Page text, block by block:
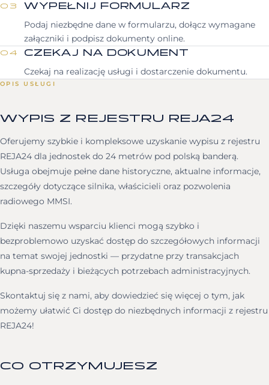
03
WYPEŁNIJ FORMULARZ
Podaj niezbędne dane w formularzu, dołącz wymagane
załączniki i podpisz dokumenty online.
04
CZEKAJ NA DOKUMENT
Czekaj na realizację usługi i dostarczenie dokumentu.
OPIS USŁUGI
WYPIS Z REJESTRU REJA24
Oferujemy szybkie i kompleksowe uzyskanie wypisu z rejestru
REJA24 dla jednostek do 24 metrów pod polską banderą.
Usługa obejmuje pełne dane historyczne, aktualne informacje,
szczegóły dotyczące silnika, właścicieli oraz pozwolenia
radiowego MMSI.
Dzięki naszemu wsparciu klienci mogą szybko i
bezproblemowo uzyskać dostęp do szczegółowych informacji
na temat swojej jednostki — przydatne przy transakcjach
kupna-sprzedaży i bieżących potrzebach administracyjnych.
Skontaktuj się z nami, aby dowiedzieć się więcej o tym, jak
możemy ułatwić Ci dostęp do niezbędnych informacji z rejestru
REJA24!
CO OTRZYMUJESZ